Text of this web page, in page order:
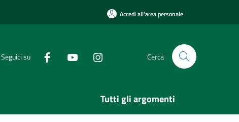
Accedi all'area personale
Seguici su Cerca
Tutti gli argomenti